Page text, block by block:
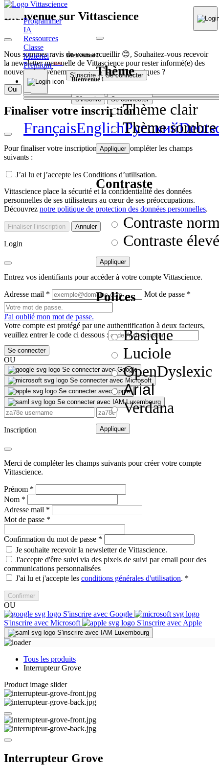
Bienvenue sur Vittascience
Nous sommes ravis de vous accueillir 😊, Souhaitez-vous recevoir
la newsletter mensuelle de Vittascience pour rester informé(e) des
nouveautés, événements et contenus pédagogiques ?
Oui
Finaliser votre inscription
Pour finaliser votre inscription, veuillez compléter les champs
suivants :
J’ai lu et j’accepte les Conditions d’utilisation.
Vittascience place la sécurité et la confidentialité des données
personnelles de ses utilisateurs au cœur de ses préoccupations.
Découvrez notre politique de protection des données personnelles.
Finaliser l’inscription Annuler
Login
Entrez vos identifiants pour accéder à votre compte Vittascience.
Adresse mail * Mot de passe *
J'ai oublié mon mot de passe.
Votre compte est protégé par une authentification à deux facteurs,
veuillez entrer le code ci dessous :
Se connecter
OU
Se connecter avec Google
Se connecter avec Microsoft
Se connecter avec Apple
Se connecter avec IAM Luxembourg
Inscription
Merci de compléter les champs suivants pour créer votre compte
Vittascience.
Prénom *
Nom *
Adresse mail *
Mot de passe *
Confirmation du mot de passe *
Je souhaite recevoir la newsletter de Vittascience.
J'accepte d'être suivi via des pixels de suivi par email pour des
communications personnalisées
J'ai lu et j'accepte les conditions générales d'utilisation. *
Confirmer
OU
S'inscrire avec Google
S'inscrire avec Microsoft
S'inscrire avec Apple
S'inscrire avec IAM Luxembourg
Bienvenue !
S'inscrire Se connecter
Programmer
IA
Ressources
Classe
Matériel
PremiumNEW
Bienvenue !
S'inscrire Se connecter
Thème
Thème clair
Thème sombre
Appliquer
Contraste
Contraste
Contraste élevé
Appliquer
Polices
Basique
Luciole
OpenDyslexic
Arial
Verdana
Appliquer
FrançaisEnglishPусский
Tous les produits
Interrupteur Grove
Product image slider
Interrupteur Grove